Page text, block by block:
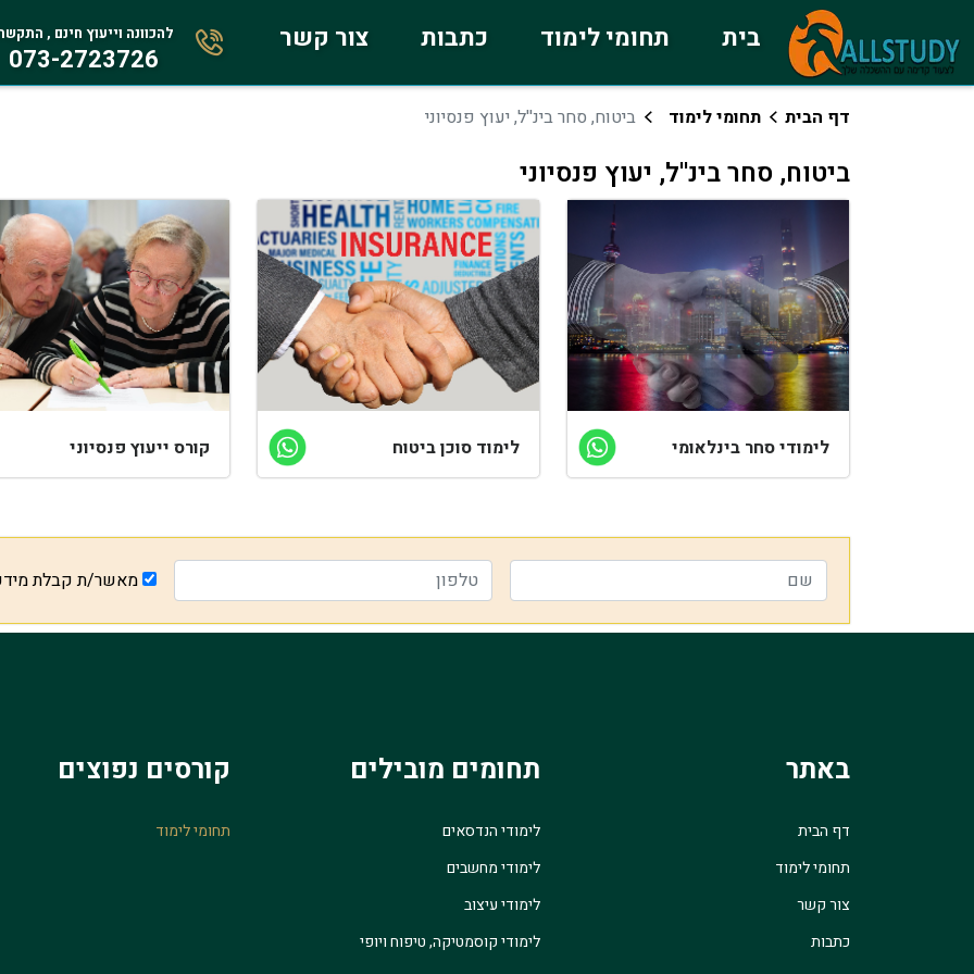
בית תחומי לימוד כתבות צור קשר להכוונה וייעוץ חינם ,
073-2723726
דף הבית תחומי לימוד ביטוח, סחר בינ''ל, יעוץ פנסיוני
ביטוח, סחר בינ''ל, יעוץ פנסיוני
לימודי סחר בינלאומי לימוד סוכן ביטוח קורס ייעוץ פנסיוני
מאשר/ת קבלת
באתר
דף הבית
תחומי לימוד
צור קשר
כתבות
תחומים מובילים
לימודי הנדסאים
לימודי מחשבים
לימודי עיצוב
לימודי קוסמטיקה, טיפוח ויופי
קורסים נפוצים
תחומי לימוד